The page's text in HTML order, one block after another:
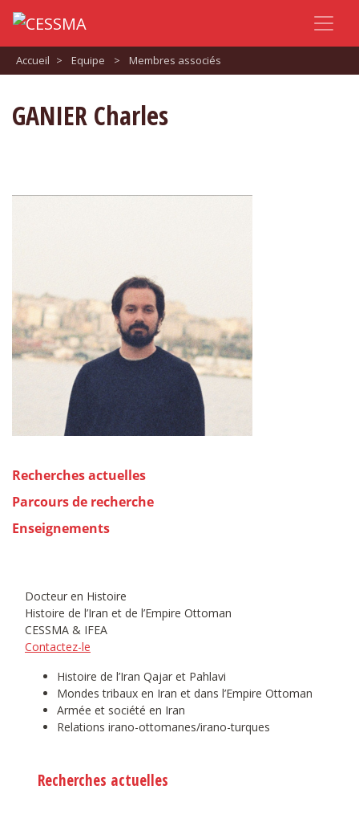
Accueil > Equipe > Membres associés
GANIER Charles
Recherches actuelles
Parcours de recherche
Enseignements
Docteur en Histoire
Histoire de l’Iran et de l’Empire Ottoman
CESSMA & IFEA
Contactez-le
Histoire de l’Iran Qajar et Pahlavi
Mondes tribaux en Iran et dans l’Empire Ottoman
Armée et société en Iran
Relations irano-ottomanes/irano-turques
Recherches actuelles